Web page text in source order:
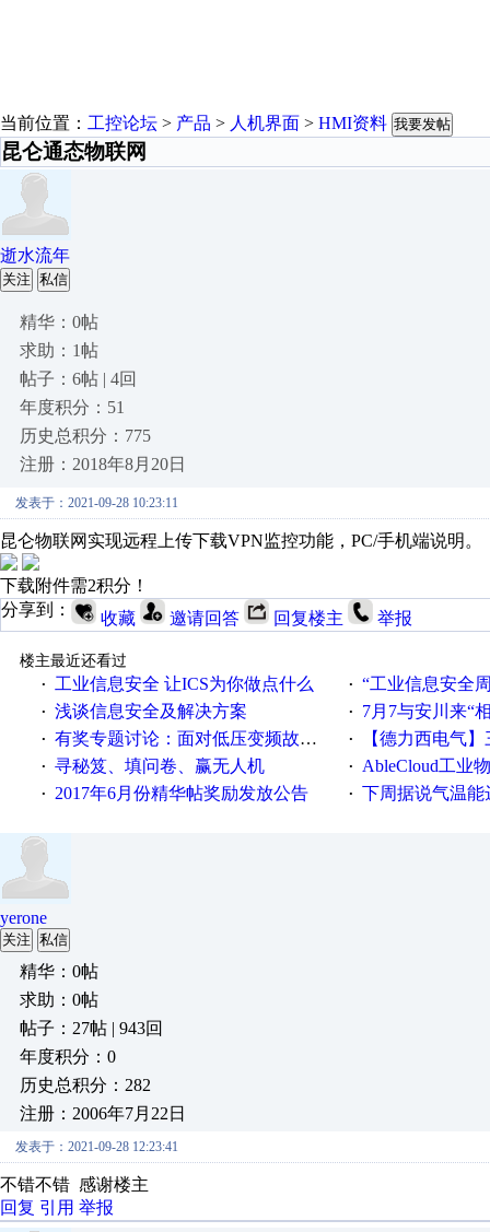
当前位置： 工控论坛 > 产品 > 人机界面 > HMI资料 我要发帖
昆仑通态物联网
逝水流年
关注 私信
精华：0帖
求助：1帖
帖子：6帖 | 4回
年度积分：51
历史总积分：775
注册：2018年8月20日
发表于：2021-09-28 10:23:11
昆仑物联网实现远程上传下载VPN监控功能，PC/手机端说明。
下载附件需2积分！
分享到：
收藏 邀请回答 回复楼主 举报
楼主最近还看过
·
工业信息安全 让ICS为你做点什么 · “工业信息安全周之我见”
· 浅谈信息安全及解决方案 · 7月7与安川来“
· 有奖专题讨论：面对低压变频故障，老手是这样解决的！ · 【德力西电气】三
· 寻秘笈、填问卷、赢无人机 · AbleCloud工业物联
· 2017年6月份精华帖奖励发放公告 · 下周据说气温能
yerone
关注 私信
精华：0帖
求助：0帖
帖子：27帖 | 943回
年度积分：0
历史总积分：282
注册：2006年7月22日
发表于：2021-09-28 12:23:41
不错不错 感谢楼主
回复 引用 举报